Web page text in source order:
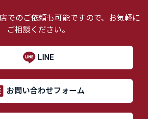
でのご依頼も可能ですので、お気軽に
ご相談ください。
LINE
お問い合わせフォーム